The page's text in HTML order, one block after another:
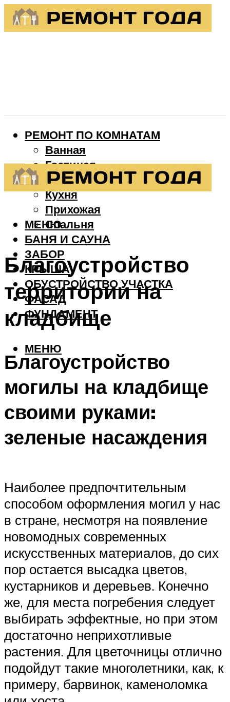
РЕМОНТ ПО КОМНАТАМ
Ванная
Гостиная
Детская
Кухня
Прихожая
Спальня
БАНЯ И САУНА
ЗАБОР
КРЫША
ОБУСТРОЙСТВО УЧАСТКА
ФАСАД
ФУНДАМЕНТ
МЕНЮ
МЕНЮ
Благоустройство
территории на
кладбище
Благоустройство
могилы на кладбище
своими руками:
зеленые насаждения
Наиболее предпочтительным
способом оформления могил у нас
в стране, несмотря на появление
новомодных современных
искусственных материалов, до сих
пор остается высадка цветов,
кустарников и деревьев. Конечно
же, для места погребения следует
выбирать эффектные, но при этом
достаточно неприхотливые
растения. Для цветочницы отлично
подойдут такие многолетники, как, к
примеру, барвинок, каменоломка